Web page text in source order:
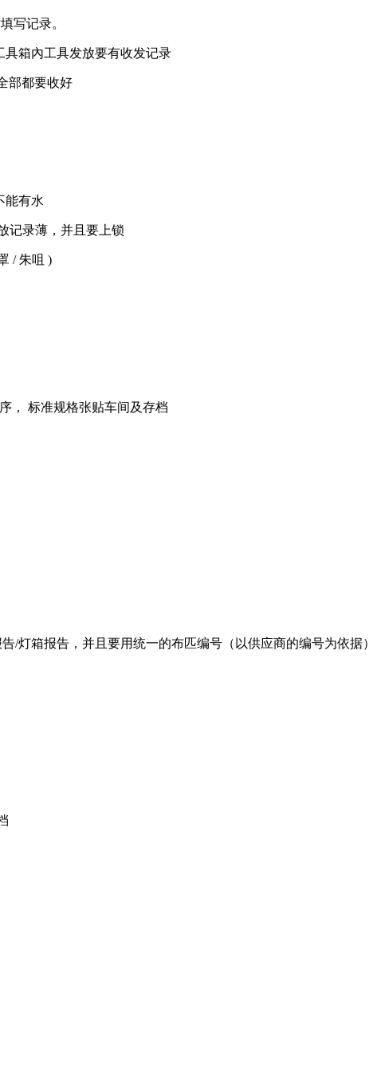
写记录。
具箱內工具发放要有收发记录
部都要收好
能有水
记录薄，并且要上锁
/ 朱咀 )
， 标准规格张贴车间及存档
/灯箱报告，并且要用统一的布匹编号（以供应商的编号为依据）